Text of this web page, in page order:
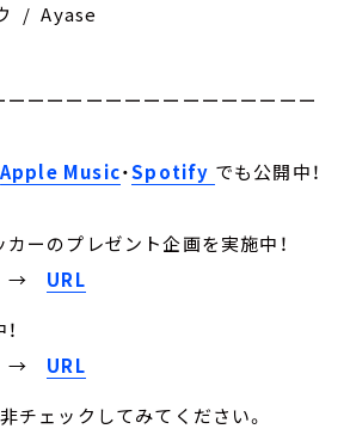
/ Ayase
ーーーーーーーーーーーーーーー
Apple Music・Spotify でも公開中！
ーのプレゼント企画を実施中！
→
URL
→ URL
チェックしてみてください。